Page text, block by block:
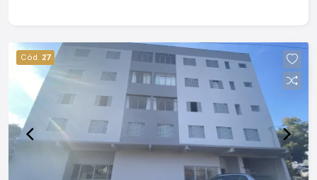
proporcionando praticidade aos usuários; - A
poucos metros de bancos, cartórios, lotéricas,
farmácias e comércios em geral. - Região
estratégica com alto fluxo e excelente
conectividade. ** Entre em contato agora mesmo
para agendar uma visita e dar o próximo passo
para o sucesso do seu negócio! Obs: Além do
valor de aluguel o locatário fica responsável pelo
Cód. 27